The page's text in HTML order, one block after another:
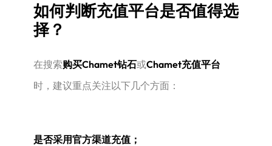
如何判断充值平台是否值得选
择？
在搜索购买Chamet钻石或Chamet充值平台
时，建议重点关注以下几个方面：
是否采用官方渠道充值；